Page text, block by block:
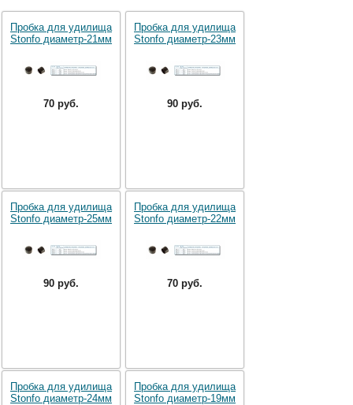
Пробка для удилища
Stonfo диаметр-21мм
70 руб.
Пробка для удилища
Stonfo диаметр-23мм
90 руб.
Пробка для удилища
Stonfo диаметр-25мм
90 руб.
Пробка для удилища
Stonfo диаметр-22мм
70 руб.
Пробка для удилища
Stonfo диаметр-24мм
Пробка для удилища
Stonfo диаметр-19мм